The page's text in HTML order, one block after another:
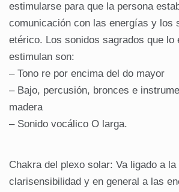
estimularse para que la persona
comunicación con las energías y los
etérico. Los sonidos sagrados que lo
estimulan son:
– Tono re por encima del do mayor
– Bajo, percusión, bronces e
madera
– Sonido vocálico O larga.
Chakra del plexo solar: Va ligado a
clarisensibilidad y en general a las